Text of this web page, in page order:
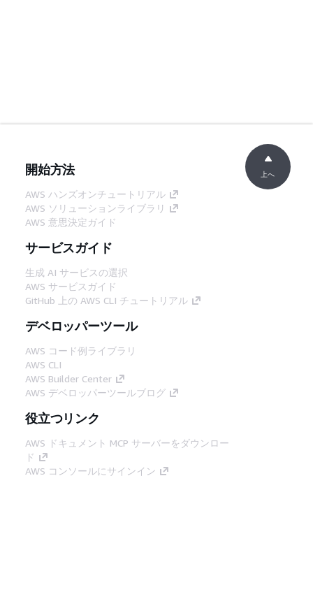
開始方法
AWS ハンズオンチュートリアル
AWS ソリューションライブラリ
AWS 意思決定ガイド
サービスガイド
生成 AI サービスの選択
AWS サービスガイド
GitHub 上の AWS CLI チュートリアル
デベロッパーツール
AWS コード例ライブラリ
AWS CLI
AWS Builder Center
AWS デベロッパーツールブログ
役立つリンク
AWS ドキュメント MCP サーバーをダウンロー
ド
AWS コンソールにサインイン
上へ